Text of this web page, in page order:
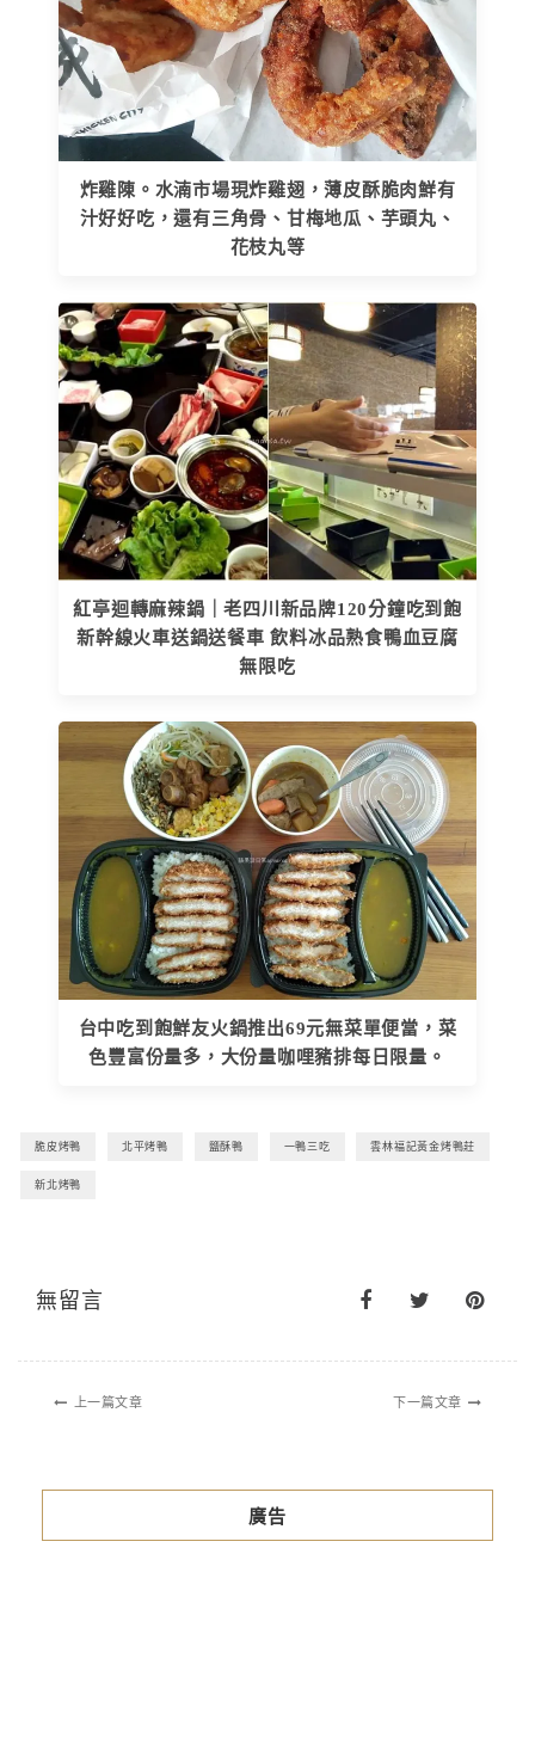
炸雞陳。水湳市場現炸雞翅，薄皮酥脆肉鮮有
汁好好吃，還有三角骨、甘梅地瓜、芋頭丸、
花枝丸等
紅亭迴轉麻辣鍋｜老四川新品牌120分鐘吃到飽
新幹線火車送鍋送餐車 飲料冰品熟食鴨血豆腐
無限吃
台中吃到飽鮮友火鍋推出69元無菜單便當，菜
色豐富份量多，大份量咖哩豬排每日限量。
脆皮烤鴨 北平烤鴨 鹽酥鴨 一鴨三吃 雲林福記黃金烤鴨莊
新北烤鴨
無留言
上一篇文章 下一篇文章
廣告